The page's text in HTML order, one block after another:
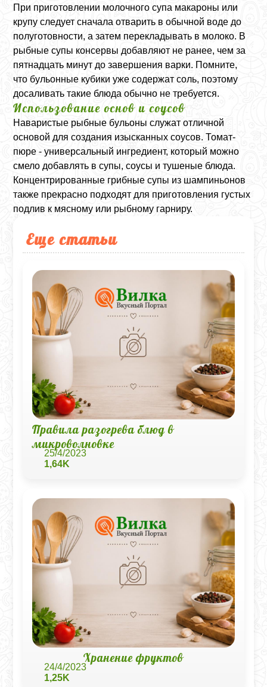
При приготовлении молочного супа макароны или
крупу следует сначала отварить в обычной воде до
полуготовности, а затем перекладывать в молоко. В
рыбные супы консервы добавляют не ранее, чем за
пятнадцать минут до завершения варки. Помните,
что бульонные кубики уже содержат соль, поэтому
досаливать такие блюда обычно не требуется.
Использование основ и соусов
Наваристые рыбные бульоны служат отличной
основой для создания изысканных соусов. Томат-
пюре - универсальный ингредиент, который можно
смело добавлять в супы, соусы и тушеные блюда.
Концентрированные грибные супы из шампиньонов
также прекрасно подходят для приготовления густых
подлив к мясному или рыбному гарниру.
Еще статьи
Правила разогрева блюд в
микроволновке
25/4/2023
1,64K
Хранение фруктов
24/4/2023
1,25K